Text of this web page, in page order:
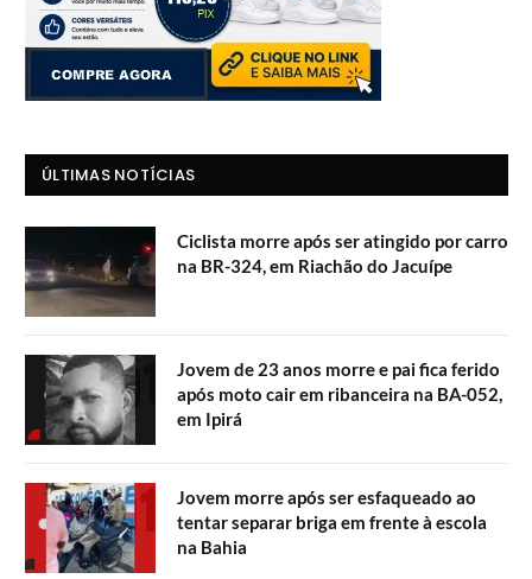
ÚLTIMAS NOTÍCIAS
Ciclista morre após ser atingido por carro
na BR-324, em Riachão do Jacuípe
Jovem de 23 anos morre e pai fica ferido
após moto cair em ribanceira na BA-052,
em Ipirá
Jovem morre após ser esfaqueado ao
tentar separar briga em frente à escola
na Bahia